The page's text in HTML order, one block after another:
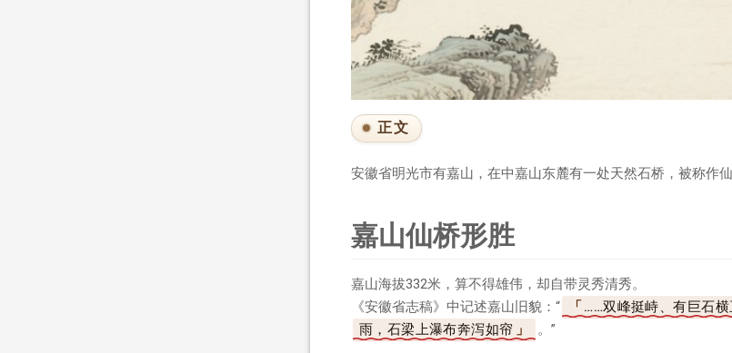
正文
安徽省明光市有嘉山，在中嘉山东麓有一处天然石桥，被称作
嘉山仙桥形胜
嘉山海拔332米，算不得雄伟，却自带灵秀清秀。
《安徽省志稿》中记述嘉山旧貌：“
……双峰挺峙、有巨石
雨，石梁上瀑布奔泻如帘
。”